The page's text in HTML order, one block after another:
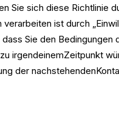
Sie sich diese Richtlinie
ist durch
Sie den Bedingungen
irgendeinemZeitpunkt
der